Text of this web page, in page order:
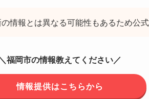
情報とは異なる可能性もあるため公
＼福岡市の情報教えてください／
情報提供はこちらから